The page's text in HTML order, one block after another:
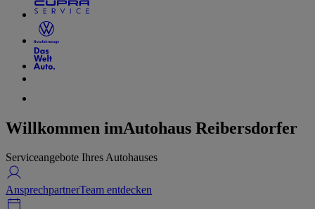
Willkommen imAutohaus Reibersdorfer
Serviceangebote Ihres Autohauses
AnsprechpartnerTeam entdecken